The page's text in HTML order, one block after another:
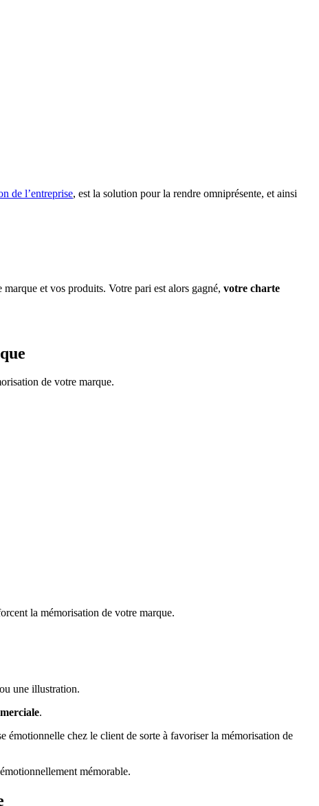
de l’entreprise, est la solution pour la rendre omniprésente, et ainsi
et vos produits. Votre pari est alors gagné, votre charte
de votre marque.
la mémorisation de votre marque.
une illustration.
.
émotionnelle chez le client de sorte à favoriser la mémorisation de
mémorable.